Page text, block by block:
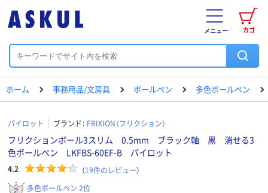
カゴ
メニュー
ホーム 事務用品/文房具 ボールペン 多色ボールペン
パイロット ブランド： FRIXION（フリクション）
フリクションボール3スリム 0.5mm ブラック軸 黒 消せる3
色ボールペン LKFBS-60EF-B パイロット
4.2 （19件のレビュー）
多色ボールペン 2位